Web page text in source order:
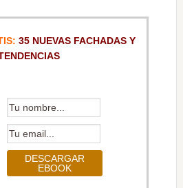
35 NUEVAS FACHADAS Y